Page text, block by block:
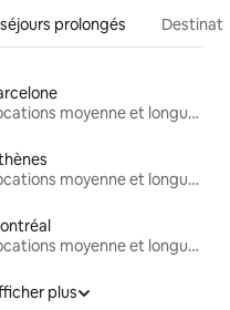
prolongés
Locations moyenne et longue durée
Locations moyenne et longue durée
Locations moyenne et longue durée
plus